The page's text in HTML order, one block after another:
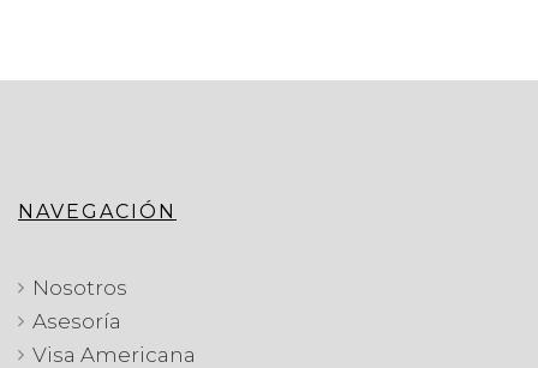
NAVEGACIÓN
Nosotros
Asesoría
Visa Americana